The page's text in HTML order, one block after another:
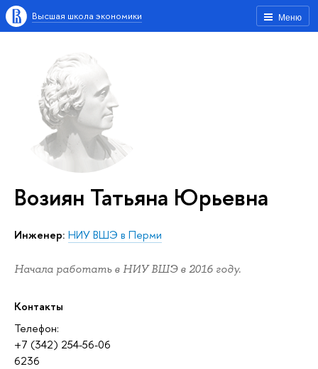
Меню
Высшая школа экономики
Возиян Татьяна Юрьевна
Инженер: НИУ ВШЭ в Перми
Начала работать в НИУ ВШЭ в 2016 году.
Контакты
Телефон:
+7 (342) 254-56-06
6236